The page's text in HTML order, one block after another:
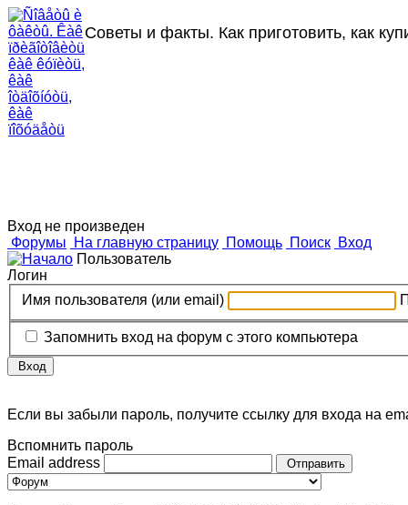
Советы и факты. Как приготовить, как
Вход не произведен
Форумы
На главную страницу Помощь Поиск Вход
Пользователь
Логин
Имя пользователя (или email)
Запомнить вход на форум с этого компьютера
Вход
Если вы забыли пароль, получите ссылку для входа на
Вспомнить пароль
Email address
Отправить